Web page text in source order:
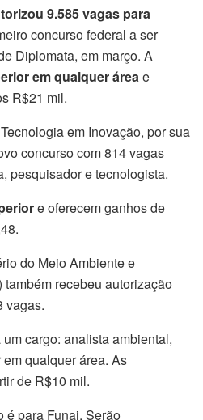
9.585 vagas para
concurso federal a ser
Diplomata, em março. A
em qualquer áreae
R$21 mil.
em Inovação, por sua
concurso com 814 vagas
pesquisador e tecnologista.
e oferecem ganhos de
do Meio Ambiente e
recebeu autorização
vagas.
cargo: analista ambiental,
qualquer área. As
de R$10 mil.
é para Funai. Serão